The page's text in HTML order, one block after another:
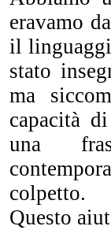
eravamo
il
stato
ma
capacità
una
colpetto.
Questo